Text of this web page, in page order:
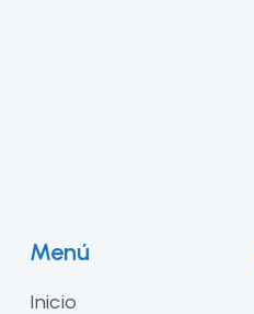
Menú
Inicio